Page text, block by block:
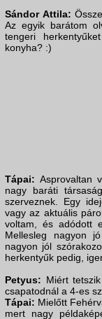
Sándor Attila:
Az egyik barátom
tengeri
konyha? :)
Tápai: Asprovaltan
nagy baráti
szerveznek. Egy
vagy az aktuális
voltam, és adódott
Mellesleg nagyon
nagyon jól
herkentyűk pedig,
Petyus: Miért
csapatodnál a 4-es
Tápai: Mielőtt
mert nagy